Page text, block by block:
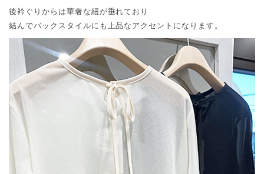
後衿ぐりからは華奢な紐が垂れており
結んでバックスタイルにも上品なアクセントになります。